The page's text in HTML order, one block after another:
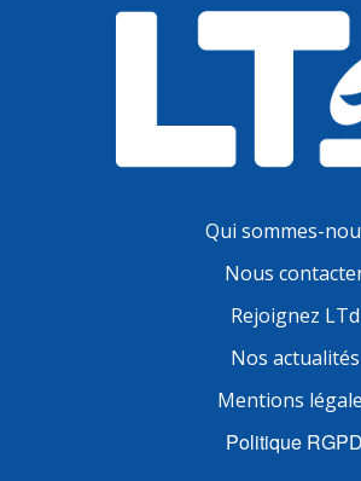
Qui sommes-
Nous
Rejoignez LTd
Nos actualités
Mentions
Politique RGPD